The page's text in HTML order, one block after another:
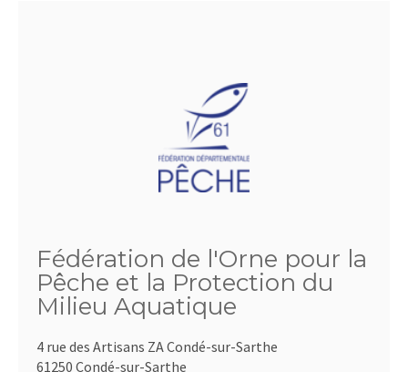
Fédération de l'Orne pour la
Pêche et la Protection du
Milieu Aquatique
4 rue des Artisans ZA Condé-sur-Sarthe
61250 Condé-sur-Sarthe